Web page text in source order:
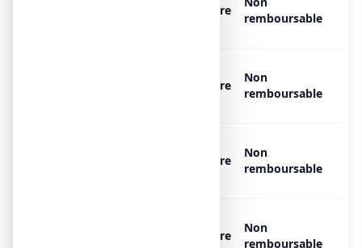
Libre
remboursable
Libre
Non
remboursable
Libre
Non
remboursable
Libre
Non
remboursable